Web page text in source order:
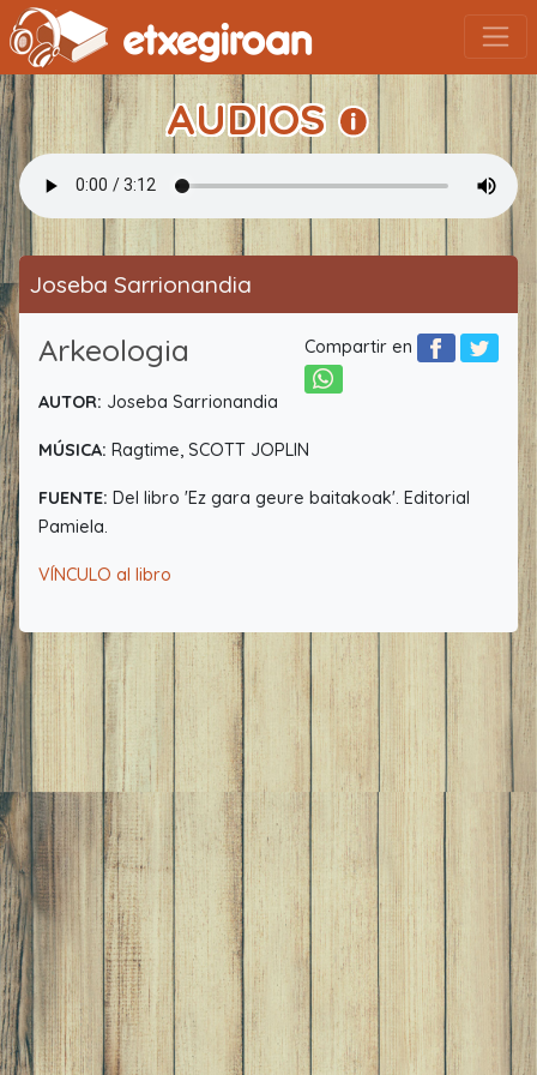
AUDIOS
Joseba Sarrionandia
Compartir en
Arkeologia
AUTOR: Joseba Sarrionandia
MÚSICA: Ragtime, SCOTT JOPLIN
FUENTE: Del libro 'Ez gara geure baitakoak'. Editorial
Pamiela.
VÍNCULO al libro